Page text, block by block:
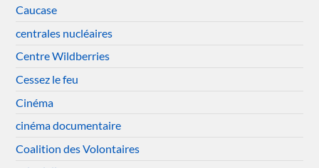
Caucase
centrales nucléaires
Centre Wildberries
Cessez le feu
Cinéma
cinéma documentaire
Coalition des Volontaires